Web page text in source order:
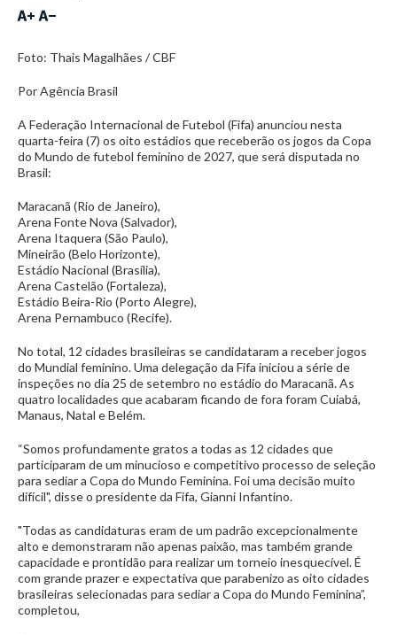
Foto: Thais Magalhães / CBF
Por Agência Brasil
A Federação Internacional de Futebol (Fifa) anunciou nesta
quarta-feira (7) os oito estádios que receberão os jogos da Copa
do Mundo de futebol feminino de 2027, que será disputada no
Brasil:
Maracanã (Rio de Janeiro),
Arena Fonte Nova (Salvador),
Arena Itaquera (São Paulo),
Mineirão (Belo Horizonte),
Estádio Nacional (Brasília),
Arena Castelão (Fortaleza),
Estádio Beira-Rio (Porto Alegre),
Arena Pernambuco (Recife).
No total, 12 cidades brasileiras se candidataram a receber jogos
do Mundial feminino. Uma delegação da Fifa iniciou a série de
inspeções no dia 25 de setembro no estádio do Maracanã. As
quatro localidades que acabaram ficando de fora foram Cuiabá,
Manaus, Natal e Belém.
“Somos profundamente gratos a todas as 12 cidades que
participaram de um minucioso e competitivo processo de seleção
para sediar a Copa do Mundo Feminina. Foi uma decisão muito
difícil", disse o presidente da Fifa, Gianni Infantino.
"Todas as candidaturas eram de um padrão excepcionalmente
alto e demonstraram não apenas paixão, mas também grande
capacidade e prontidão para realizar um torneio inesquecível. É
com grande prazer e expectativa que parabenizo as oito cidades
brasileiras selecionadas para sediar a Copa do Mundo Feminina”,
completou,